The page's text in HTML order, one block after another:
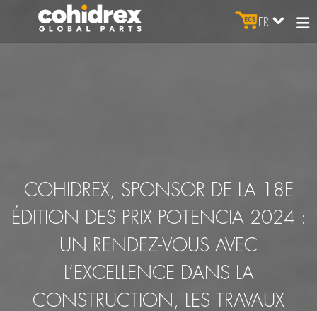
FR
COHIDREX, SPONSOR DE LA 18E
ÉDITION DES PRIX POTENCIA 2024 :
UN RENDEZ-VOUS AVEC
L’EXCELLENCE DANS LA
CONSTRUCTION, LES TRAVAUX